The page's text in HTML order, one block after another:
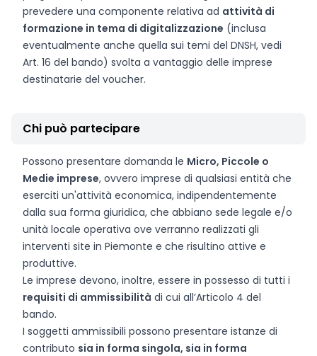
prevedere una componente relativa ad attività di
formazione in tema di digitalizzazione (inclusa
eventualmente anche quella sui temi del DNSH, vedi
Art. 16 del bando) svolta a vantaggio delle imprese
destinatarie del voucher.
Chi può partecipare
Possono presentare domanda le Micro, Piccole o
Medie imprese, ovvero imprese di qualsiasi entità che
eserciti un'attività economica, indipendentemente
dalla sua forma giuridica, che abbiano sede legale e/o
unità locale operativa ove verranno realizzati gli
interventi site in Piemonte e che risultino attive e
produttive.
Le imprese devono, inoltre, essere in possesso di tutti i
requisiti di ammissibilità di cui all’Articolo 4 del
bando.
I soggetti ammissibili possono presentare istanze di
contributo sia in forma singola, sia in forma